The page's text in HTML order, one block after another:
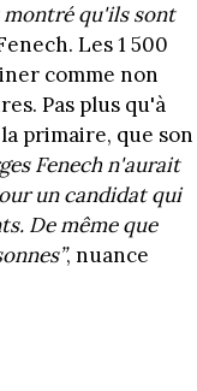
montré qu'ils sont
Les 1 500
comme non
Pas plus qu'à
primaire, que son
Fenech n'aurait
un candidat qui
De même que
, nuance